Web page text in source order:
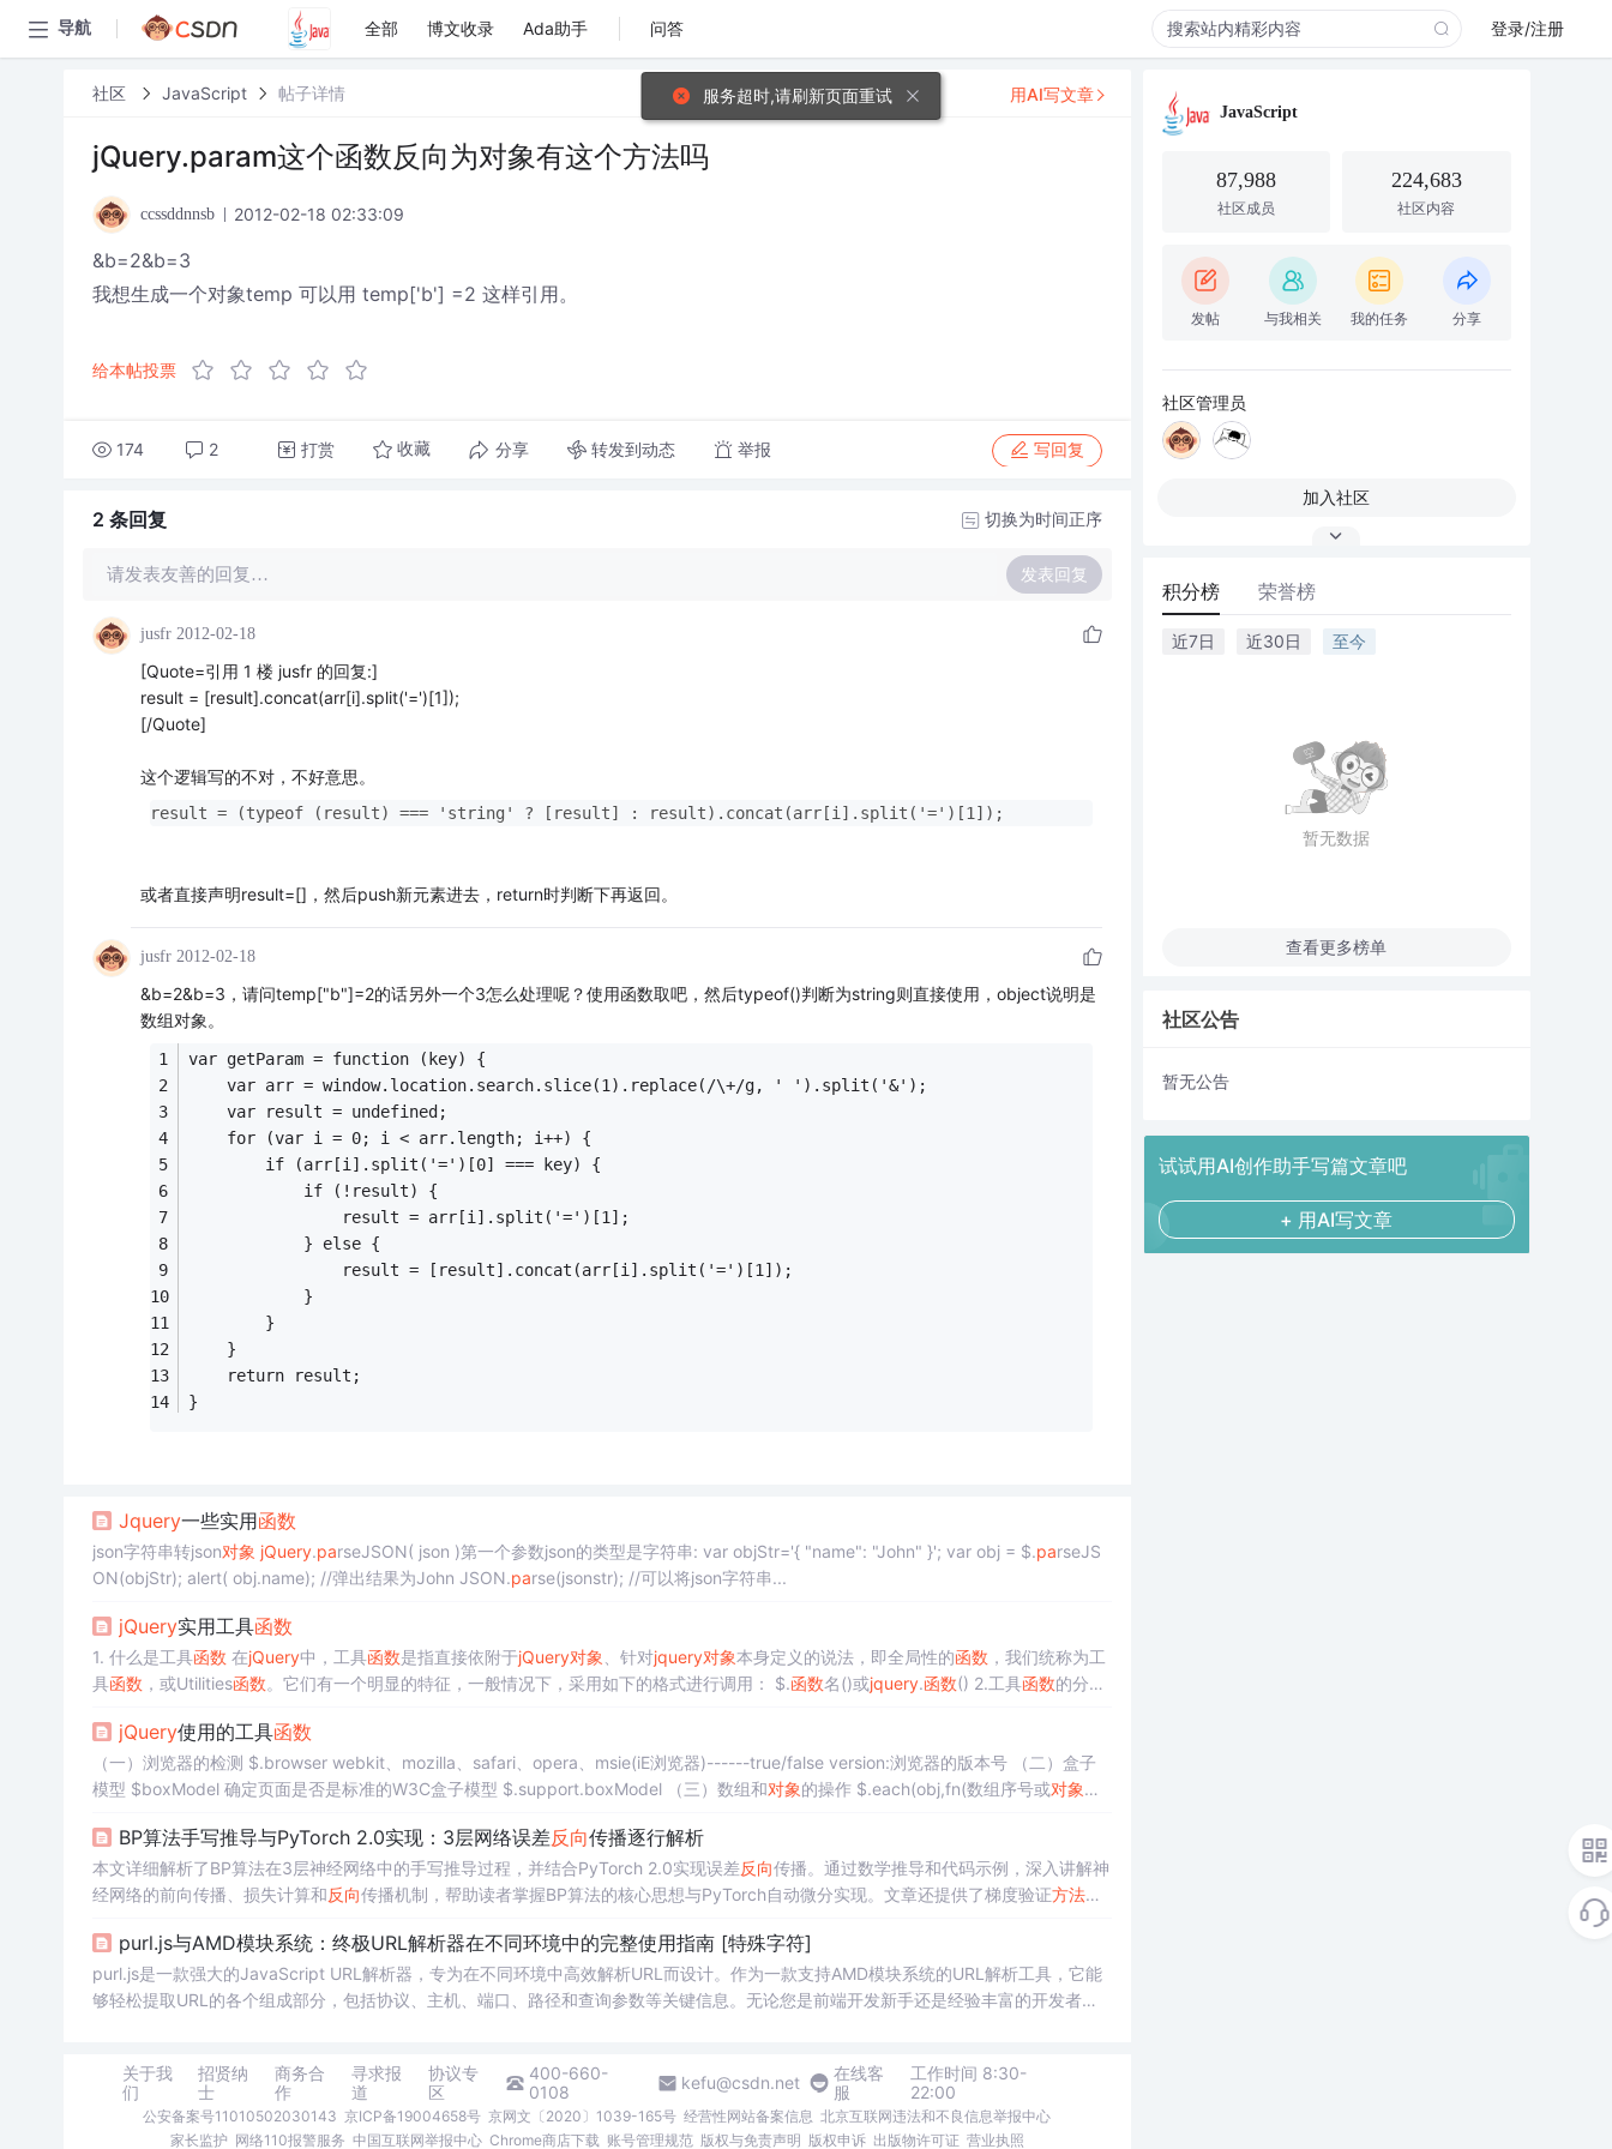
导航 全部 博文收录 Ada助手 问答 登录/注册
社区 JavaScript 帖子详情
jQuery.param这个函数反向为对象有这个方法吗
ccssddnnsb 2012-02-18 02:33:09
&b=2&b=3
我想生成一个对象temp 可以用 temp['b'] =2 这样引用。
给本帖投票
174 2 打赏 收藏 分享 转发到动态 举报 写回复
用AI写文章
2 条回复 切换为时间正序
请发表友善的回复… 发表回复
jusfr 2012-02-18
[Quote=引用 1 楼 jusfr 的回复:]
result = [result].concat(arr[i].split('=')[1]);
[/Quote]
这个逻辑写的不对，不好意思。
result = (typeof (result) === 'string' ? [result] : result).concat(arr[i].split('=')[1]);
或者直接声明result=[]，然后push新元素进去，return时判断下再返回。
jusfr 2012-02-18
&b=2&b=3，请问temp["b"]=2的话另外一个3怎么处理呢？使用函数取吧，然后typeof()判断为string则直接使用，object说明是
数组对象。
var getParam = function (key) {
	var arr = window.location.search.slice(1).replace(/\+/g, ' ').split('&');
	var result = undefined;
	for (var i = 0; i < arr.length; i++) {
		if (arr[i].split('=')[0] === key) {
			if (!result) {
				result = arr[i].split('=')[1];
			} else {
				result = [result].concat(arr[i].split('=')[1]);
			}
		}
	}
	return result;
}
Jquery一些实用函数
json字符串转json对象 jQuery.pa rseJSON( json )第一个参数json的类型是字符串: var objStr='{ "name": "John" }'; var obj = $.parseJS
ON(objStr); alert( obj.name); //弹出结果为John JSON.parse(jsonstr); //可以将json字符串...
jQuery实用工具函数
1. 什么是工具函数 在jQuery中，工具函数是指直接依附于jQuery对象 、针对jquery对象本身定义的说法，即全局性的函数 ，我们统称为工
具函数 ，或Utilities函数。它们有一个明显的特征，一般情况下，采用如下的格式进行调用： $.函数名()或jquery.函数() 2.工具函数的分类
jQuery使用的工具函数
（一）浏览器的检测 $.browser webkit、mozilla、safari、opera、msie(iE浏览器)------true/false version:浏览器的版本号 （二）盒子
模型 $boxModel 确定页面是否是标准的W3C盒子模型 $.support.boxModel （三）数组和对象的操作 $.each(obj,fn(数组序号或对象属
BP算法手写推导与PyTorch 2.0实现：3层网络误差反向传播逐行解析
本文详细解析了BP算法在3层神经网络中的手写推导过程，并结合PyTorch 2.0实现误差反向传播。通过数学推导和代码示例，深入讲解神
经网络的前向传播、损失计算和反向传播机制，帮助读者掌握BP算法的核心思想与PyTorch自动微分实现。文章还提供了梯度验证方法和
purl.js与AMD模块系统：终极URL解析器在不同环境中的完整使用指南 [特殊字符]
purl.js是一款强大的JavaScript URL解析器，专为在不同环境中高效解析URL而设计。作为一款支持AMD模块系统的URL解析工具，它能
够轻松提取URL的各个组成部分，包括协议、主机、端口、路径和查询参数等关键信息。无论您是前端开发新手还是经验丰富的开发者，
关于我
们
招贤纳
士
商务合
作
寻求报
道
协议专
区
400-660-
0108
kefu@csdn.net
在线客
服
工作时间 8:30-
22:00
公安备案号11010502030143 京ICP备19004658号 京网文〔2020〕1039-165号 经营性网站备案信息 北京互联网违法和不良信息举报中心
家长监护 网络110报警服务 中国互联网举报中心 Chrome商店下载 账号管理规范 版权与免责声明 版权申诉 出版物许可证 营业执照
JavaScript
87,988
社区成员
224,683
社区内容
发帖 与我相关 我的任务 分享
社区管理员
加入社区
积分榜 荣誉榜
近7日 近30日 至今
暂无数据
查看更多榜单
社区公告
暂无公告
试试用AI创作助手写篇文章吧
+ 用AI写文章
服务超时,请刷新页面重试